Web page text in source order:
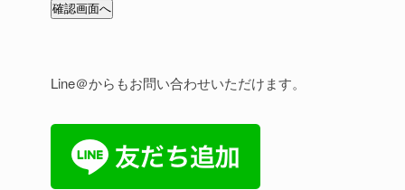
Line＠からもお問い合わせいただけます。